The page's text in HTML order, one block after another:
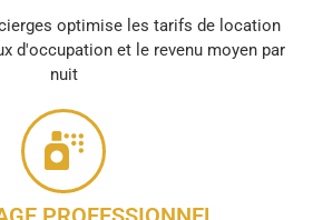
optimise les tarifs de location
d'occupation et le revenu moyen par
nuit